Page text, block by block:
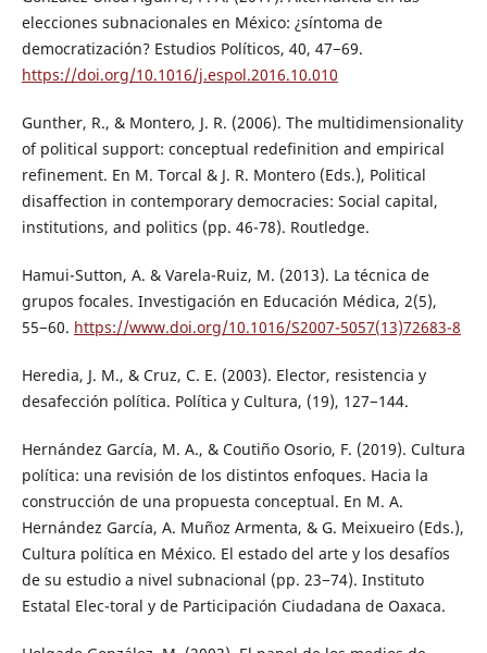
elecciones subnacionales en México: ¿síntoma de
democratización? Estudios Políticos, 40, 47−69.
https://doi.org/10.1016/j.espol.2016.10.010
Gunther, R., & Montero, J. R. (2006). The multidimensionality
of political support: conceptual redefinition and empirical
refinement. En M. Torcal & J. R. Montero (Eds.), Political
disaffection in contemporary democracies: Social capital,
institutions, and politics (pp. 46-78). Routledge.
Hamui-Sutton, A. & Varela-Ruiz, M. (2013). La técnica de
grupos focales. Investigación en Educación Médica, 2(5),
55−60. https://www.doi.org/10.1016/S2007-5057(13)72683-8
Heredia, J. M., & Cruz, C. E. (2003). Elector, resistencia y
desafección política. Política y Cultura, (19), 127−144.
Hernández García, M. A., & Coutiño Osorio, F. (2019). Cultura
política: una revisión de los distintos enfoques. Hacia la
construcción de una propuesta conceptual. En M. A.
Hernández García, A. Muñoz Armenta, & G. Meixueiro (Eds.),
Cultura política en México. El estado del arte y los desafíos
de su estudio a nivel subnacional (pp. 23−74). Instituto
Estatal Elec-toral y de Participación Ciudadana de Oaxaca.